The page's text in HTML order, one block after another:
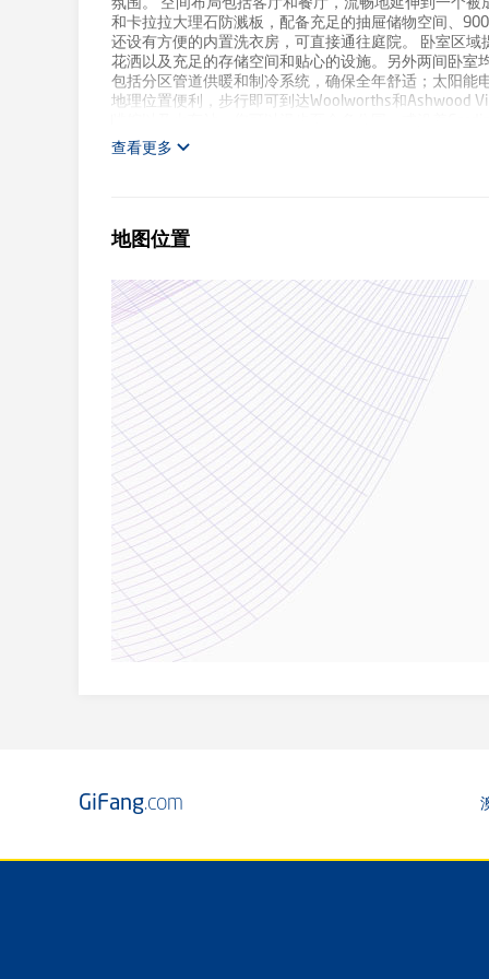
氛围。 空间布局包括客厅和餐厅，流畅地延伸到一个
和卡拉拉大理石防溅板，配备充足的抽屉储物空间、
还设有方便的内置洗衣房，可直接通往庭院。 卧室区
花洒以及充足的存储空间和贴心的设施。另外两间卧室
包括分区管道供暖和制冷系统，确保全年舒适；太阳
地理位置便利，步行即可到达Woolworths和Ashwood
Ashwood High School。 *请注意* 如果您不愿透露完
查看更多
地图位置
GiFang.com